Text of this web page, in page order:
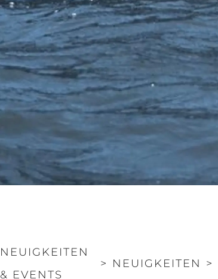
NEUIGKEITEN
& EVENTS
> NEUIGKEITEN >